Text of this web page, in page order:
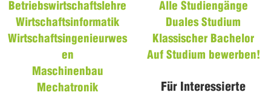
Betriebswirtschaftslehre
Wirtschaftsinformatik
Wirtschaftsingenieurwes
en
Maschinenbau
Mechatronik
Alle Studiengänge
Duales Studium
Klassischer Bachelor
Auf Studium bewerben!
Für Interessierte